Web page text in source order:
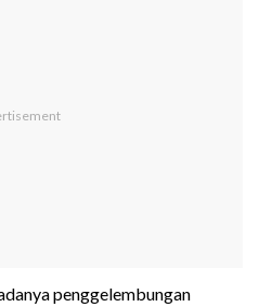
penggelembungan